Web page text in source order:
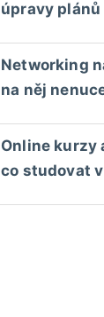
úpravy plánů
Networking
na něj
Online kurzy
co studovat